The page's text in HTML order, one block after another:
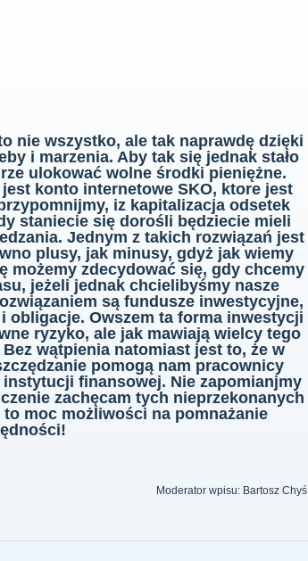
nie wszystko, ale tak naprawdę dzięki
i marzenia. Aby tak się jednak stało
ulokować wolne środki pieniężne.
konto internetowe SKO, ktore jest
iz kapitalizacja odsetek
staniecie się dorośli będziecie mieli
Jednym z takich rozwiązań jest
plusy, jak minusy, gdyż jak wiemy
możemy zdecydować się, gdy chcemy
jeżeli jednak chcielibyśmy nasze
są fundusze inwestycyjne,
obligacje. Owszem ta forma inwestycji
ryzyko, ale jak mawiają wielcy tego
wątpienia natomiast jest to, że w
pomogą nam pracownicy
finansowej. Nie zapomianjmy
zachęcam tych nieprzekonanych
moc możliwości na pomnażanie
Moderator wpisu: Bartosz Chyś